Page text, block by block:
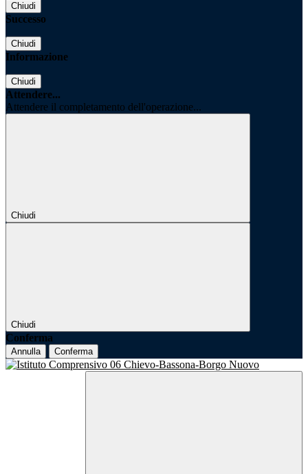
Chiudi
Successo
Chiudi
Informazione
Chiudi
Attendere...
Attendere il completamento dell'operazione...
Chiudi
Chiudi
Conferma
Annulla Conferma